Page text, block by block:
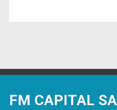
FM CAPITAL